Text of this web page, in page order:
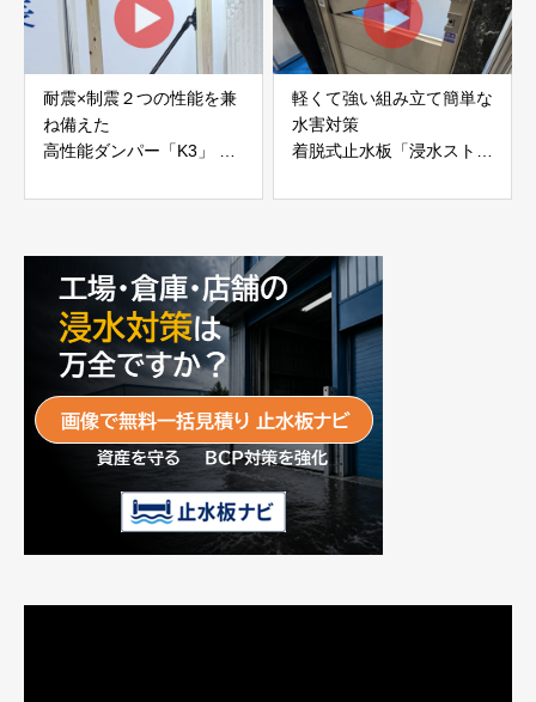
耐震×制震２つの性能を兼
ね備えた
高性能ダンパー「K3」 富
軽くて強い組み立て簡単な
水害対策
着脱式止水板「浸水ストッ
富士工業株式会社